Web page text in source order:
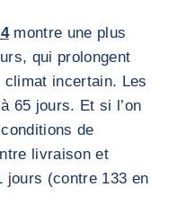
montre une plus
qui prolongent
incertain. Les
65 jours. Et si l’on
de
livraison et
jours (contre 133 en